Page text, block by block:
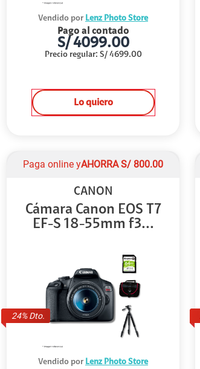
Vendido por Lenz Photo Store
Pago al contado
S/4099.00
Precio regular: S/ 4699.00
Lo quiero
24% Dto.
Paga online yAHORRA S/ 800.00
CANON
Cámara Canon EOS T7
EF-S 18-55mm f3...
Vendido por Lenz Photo Store